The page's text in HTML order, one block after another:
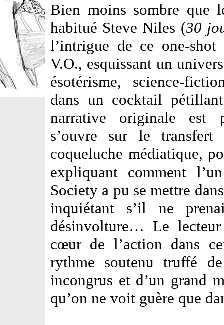
Bien moins sombre que
habitué Steve Niles (30
l’intrigue de ce one-
V.O., esquissant un
ésotérisme, science-
dans un cocktail
narrative originale est
s’ouvre sur le
coqueluche médiatique,
expliquant comment
Society a pu se mettre
inquiétant s’il ne
désinvolture… Le
cœur de l’action dans
rythme soutenu truffé
incongrus et d’un grand
qu’on ne voit guère que